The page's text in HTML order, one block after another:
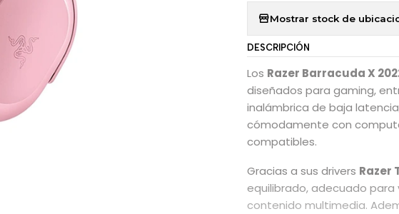
Mostrar stock de
DESCRIPCIÓN
Los Razer Barracuda X
diseñados para gaming,
inalámbrica de baja
cómodamente con
compatibles.
Gracias a sus drivers Razer
equilibrado, adecuado para
contenido multimedia.